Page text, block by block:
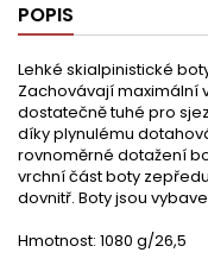
POPIS
Lehké skialpinistické
Zachovávají maximální
dostatečně tuhé pro
díky plynulému
rovnoměrné dotažení
vrchní část boty
dovnitř. Boty jsou
Hmotnost: 1080 g/26,5